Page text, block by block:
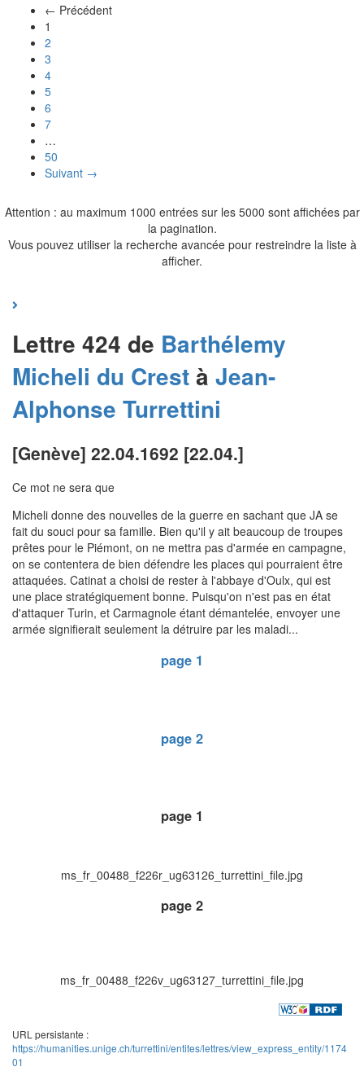
← Précédent
1
2
3
4
5
6
7
…
50
Suivant →
Attention : au maximum 1000 entrées sur les 5000 sont affichées par
la pagination.
Vous pouvez utiliser la recherche avancée pour restreindre la liste à
afficher.
Lettre 424 de Barthélemy
Micheli du Crestà Jean-
Alphonse Turrettini
[Genève] 22.04.1692 [22.04.]
Ce mot ne sera que
Micheli donne des nouvelles de la guerre en sachant que JA se
fait du souci pour sa famille. Bien qu'il y ait beaucoup de troupes
prêtes pour le Piémont, on ne mettra pas d'armée en campagne,
on se contentera de bien défendre les places qui pourraient être
attaquées. Catinat a choisi de rester à l'abbaye d'Oulx, qui est
une place stratégiquement bonne. Puisqu'on n'est pas en état
d'attaquer Turin, et Carmagnole étant démantelée, envoyer une
armée signifierait seulement la détruire par les maladi...
page 1
page 2
page 1
ms_fr_00488_f226r_ug63126_turrettini_file.jpg
page 2
ms_fr_00488_f226v_ug63127_turrettini_file.jpg
URL persistante :
https://humanities.unige.ch/turrettini/entites/lettres/view_express_entity/1174
01